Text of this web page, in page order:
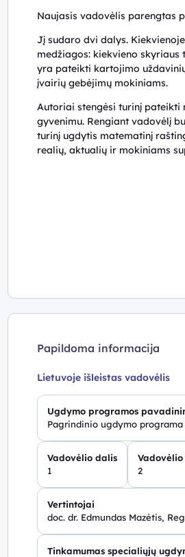
Naujasis vadovėlis parengtas
Jį sudaro dvi dalys.
medžiagos: kiekvieno
yra pateikti kartojimo
įvairių gebėjimų mokiniams.
Autoriai stengėsi turinį pateikti
gyvenimu. Rengiant vadovėlį
turinį ugdytis matematinį
realių, aktualių ir mokiniams
Papildoma informacija
Lietuvoje išleistas vadovėlis
Ugdymo programos
Pagrindinio ugdymo programa
Vadovėlio dalis
1
2
Vertintojai
doc. dr. Edmundas Mazėtis,
Tinkamumas specialiųjų